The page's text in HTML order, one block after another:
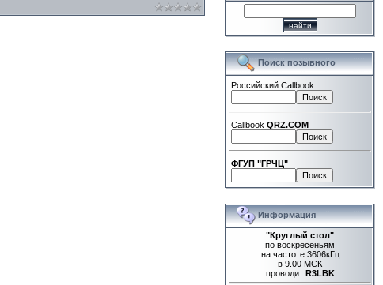
Поиск позывного
Российский Callbook
Callbook QRZ.COM
ФГУП "ГРЧЦ"
Информация
"Круглый стол"
по воскресеньям
на частоте 3606кГц
в 9.00 МСК
проводит R3LBK